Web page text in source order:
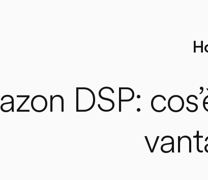
DSP: